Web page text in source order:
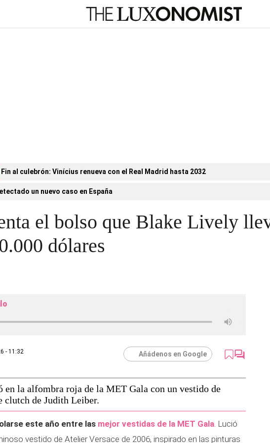
Fin al culebrón: Vinícius renueva con el Real Madrid hasta 2032
un nuevo caso en España
el bolso que Blake Lively
dólares
- 11:32
Añádenos en Google
la alfombra roja de la MET Gala con un vestido de
clutch de Judith Leiber.
este año entre las mejor vestidas de la MET Gala. Lució
vestido de Atelier Versace de 2006, inspirado en las pinturas